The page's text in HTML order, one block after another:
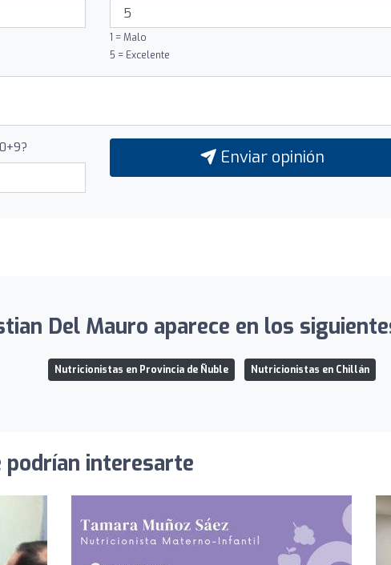
1 = Malo
5 = Excelente
Enviar opinión
Del Mauro aparece en los
Nutricionistas en Provincia de Ñuble Nutricionistas en Chillán
interesarte